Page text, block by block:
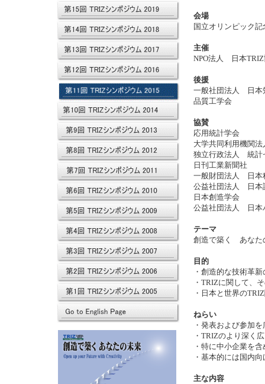
会場
国立オリンピック
主催
NPO法人 日本TRIZ
後援
一般社団法人 日本
品質工学会
協賛
応用統計学会
大学共同利用機関
独立行政法人 統計
日刊工業新聞社
一般財団法人 日本
公益社団法人 日本
日本創造学会
公益社団法人 日本
テーマ
創造で築く あなた
目的
・創造的な技術革
・TRIZに関して、
・日本と世界の
ねらい
・発表および参加
・TRIZのより深く
・特に中小企業を
・基本的には国内
主な内容